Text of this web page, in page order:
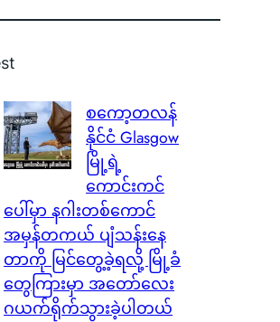
စကော့တလန်
နိုင်ငံ Glasgow
မြို့ရဲ့
ကောင်းကင်
ပေါ်မှာ နဂါးတစ်ကောင်
အမှန်တကယ် ပျံသန်းနေ
တာကို မြင်တွေ့ခဲ့ရလို့ မြို့ခံ
တွေကြားမှာ အတော်လေး
ဂယက်ရိုက်သွားခဲ့ပါတယ်